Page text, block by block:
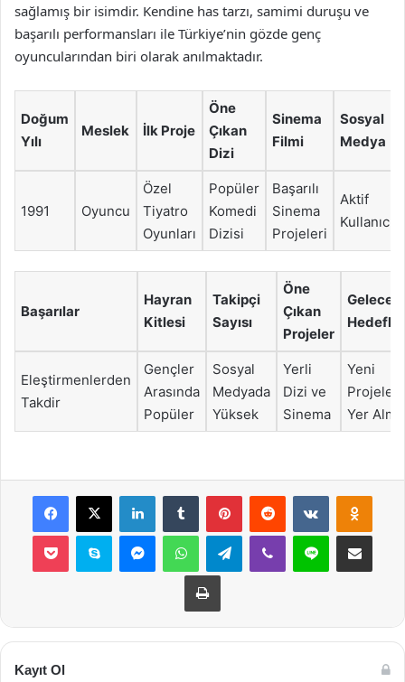
sağlamış bir isimdir. Kendine has tarzı, samimi duruşu ve
başarılı performansları ile Türkiye’nin gözde genç
oyuncularından biri olarak anılmaktadır.
Doğum
Yılı
Meslek İlk Proje
Öne
Çıkan
Dizi
Sinema
Filmi
Sosyal
Medya
1991 Oyuncu
Özel
Tiyatro
Oyunları
Popüler
Komedi
Dizisi
Başarılı
Sinema
Projeleri
Aktif
Kullanıcı
Başarılar
Hayran
Kitlesi
Takipçi
Sayısı
Öne
Çıkan
Projeler
Gelecek
Eleştirmenlerden
Takdir
Gençler
Arasında
Popüler
Sosyal
Medyada
Yüksek
Yerli
Dizi ve
Sinema
Yeni
Yer
Facebook
X LinkedInTumblr PinterestReddit VKontakte
Pocket Skype MessengerWhatsAppTelegramViber Line E-Posta ile
Yazdır
Kayıt Ol